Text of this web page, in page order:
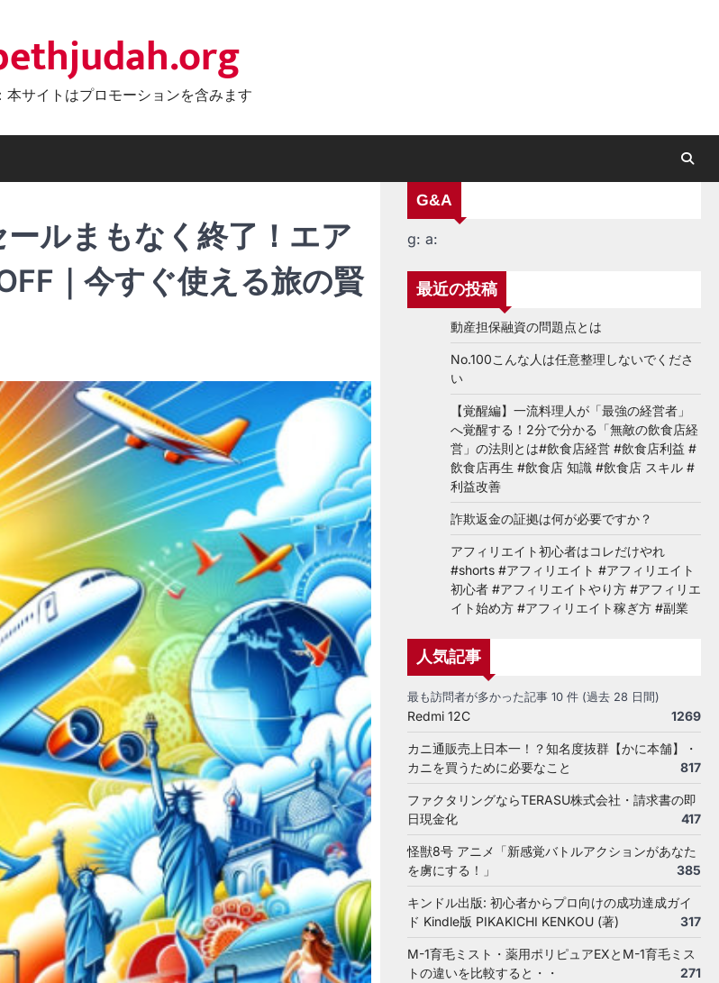
本サイトはプロモーションを含みます
ルまもなく終了！エア
｜今すぐ使える旅の賢
G&A
g: a:
最近の投稿
動産担保融資の問題点とは
No.100こんな人は任意整理しないでくださ
い
【覚醒編】一流料理人が「最強の経営者」
へ覚醒する！2分で分かる「無敵の飲食店経
営」の法則とは#飲食店経営 #飲食店利益 #
飲食店再生 #飲食店 知識 #飲食店 スキル #
利益改善
詐欺返金の証拠は何が必要ですか？
アフィリエイト初心者はコレだけやれ
#shorts #アフィリエイト #アフィリエイト
初心者 #アフィリエイトやり方 #アフィリエ
イト始め方 #アフィリエイト稼ぎ方 #副業
人気記事
最も訪問者が多かった記事 10 件 (過去 28 日間)
Redmi 12C 1269
カニ通販売上日本一！？知名度抜群【かに本舗】・
カニを買うために必要なこと
817
ファクタリングならTERASU株式会社・請求書の即
日現金化
417
怪獣8号 アニメ「新感覚バトルアクションがあなた
を虜にする！」
385
キンドル出版: 初心者からプロ向けの成功達成ガイ
ド Kindle版 PIKAKICHI KENKOU (著)
317
M-1育毛ミスト・薬用ポリピュアEXとM-1育毛ミス
トの違いを比較すると・・
271